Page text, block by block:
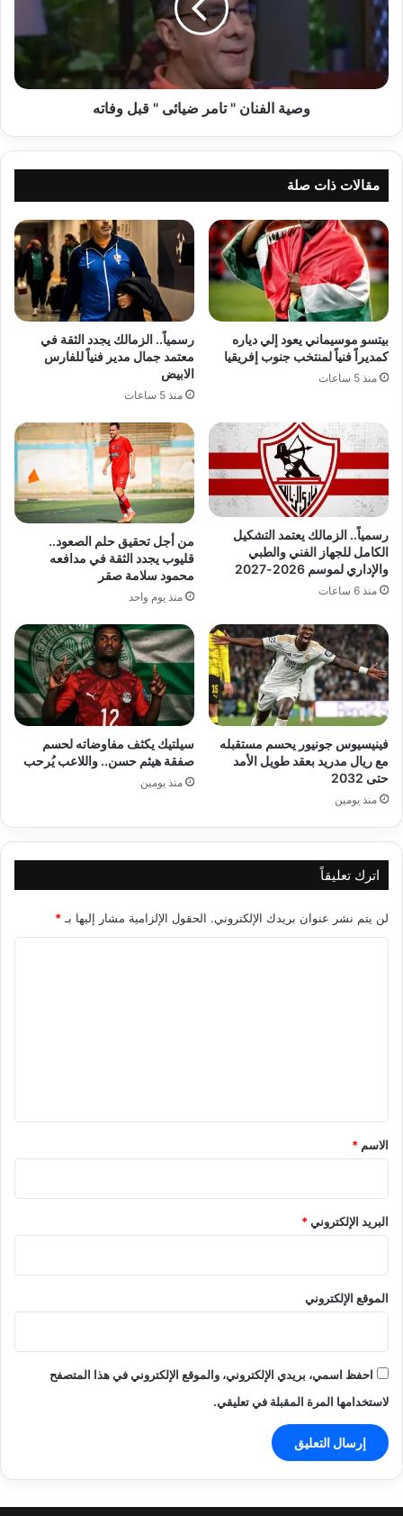
ضيائى
"
قبل
وفاته
وصية الفنان " تامر ضيائى " قبل وفاته
مقالات ذات صلة
بيتسو موسيماني يعود إلي دياره
كمديراً فنياً لمنتخب جنوب إفريقيا
منذ 5 ساعات
رسمياً.. الزمالك يجدد الثقة في
معتمد جمال مدير فنياً للفارس
الابيض
منذ 5 ساعات
رسمياً.. الزمالك يعتمد التشكيل
الكامل للجهاز الفني والطبي
والإداري لموسم 2026-2027
منذ 6 ساعات
من أجل تحقيق حلم الصعود..
قليوب يجدد الثقة في مدافعه
محمود سلامة صقر
منذ يوم واحد
فينيسيوس جونيور يحسم مستقبله
مع ريال مدريد بعقد طويل الأمد
حتى 2032
منذ يومين
سيلتيك يكثف مفاوضاته لحسم
صفقة هيثم حسن.. واللاعب يُرحب
منذ يومين
اترك تعليقاً
لن يتم نشر عنوان بريدك الإلكتروني. الحقول الإلزامية مشار إليها بـ*
*
الاسم *
البريد الإلكتروني*
الموقع الإلكتروني
احفظ اسمي، بريدي الإلكتروني، والموقع الإلكتروني في هذا المتصفح
لاستخدامها المرة المقبلة في تعليقي.